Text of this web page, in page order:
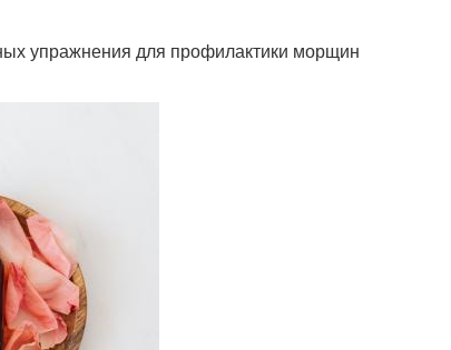
упражнения для профилактики морщин